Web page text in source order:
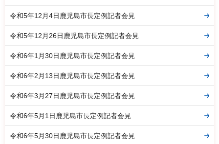
令和5年12月4日鹿児島市長定例記者会見
令和5年12月26日鹿児島市長定例記者会見
令和6年1月30日鹿児島市長定例記者会見
令和6年2月13日鹿児島市長定例記者会見
令和6年3月27日鹿児島市長定例記者会見
令和6年5月1日鹿児島市長定例記者会見
令和6年5月30日鹿児島市長定例記者会見